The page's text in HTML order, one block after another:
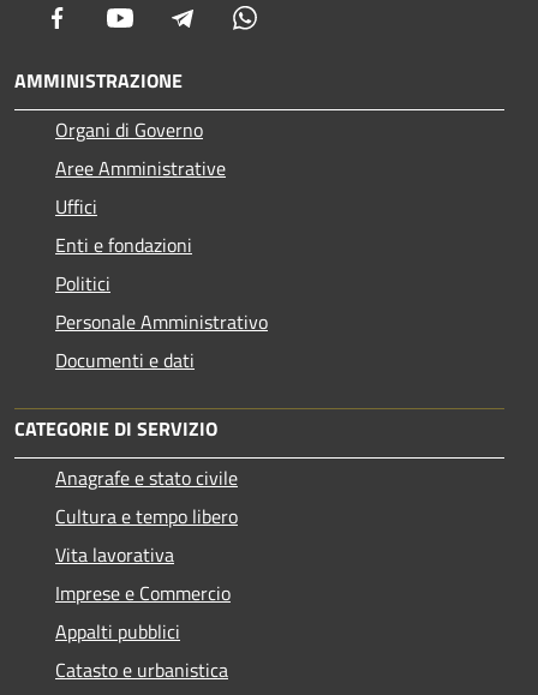
Facebook Youtube Telegram
AMMINISTRAZIONE
Organi di Governo
Aree Amministrative
Uffici
Enti e fondazioni
Politici
Personale Amministrativo
Documenti e dati
CATEGORIE DI SERVIZIO
Anagrafe e stato civile
Cultura e tempo libero
Vita lavorativa
Imprese e Commercio
Appalti pubblici
Catasto e urbanistica